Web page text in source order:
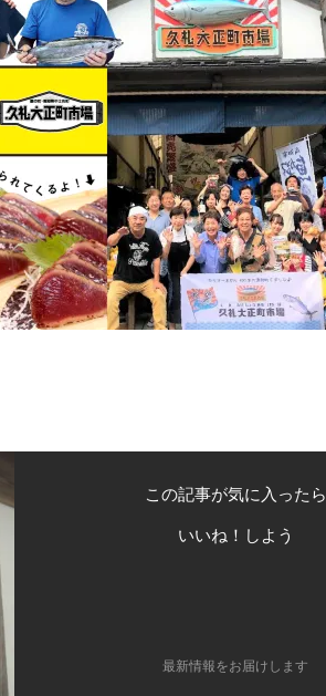
この記事が気に入ったら
いいね！しよう
最新情報をお届けします